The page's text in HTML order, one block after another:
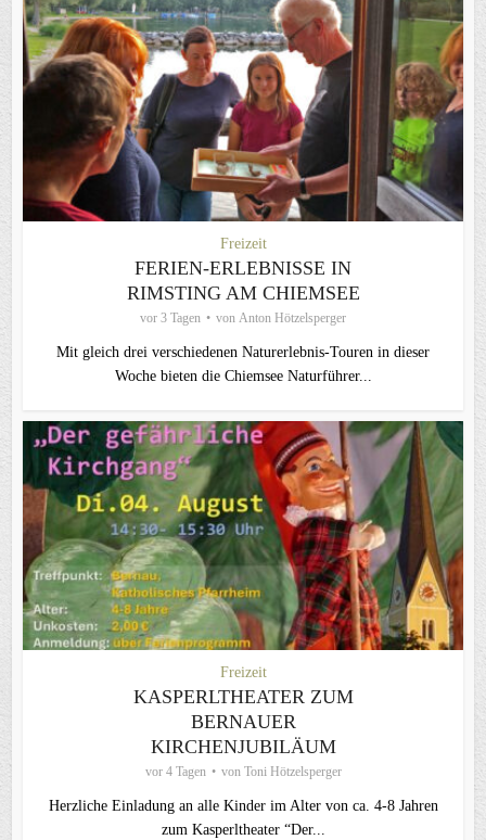
Freizeit
FERIEN-ERLEBNISSE IN
RIMSTING AM CHIEMSEE
vor 3 Tagen von Anton Hötzelsperger
Mit gleich drei verschiedenen Naturerlebnis-Touren in dieser
Woche bieten die Chiemsee Naturführer...
Freizeit
KASPERLTHEATER ZUM
BERNAUER
KIRCHENJUBILÄUM
vor 4 Tagen von Toni Hötzelsperger
Herzliche Einladung an alle Kinder im Alter von ca. 4-8 Jahren
zum Kasperltheater “Der...